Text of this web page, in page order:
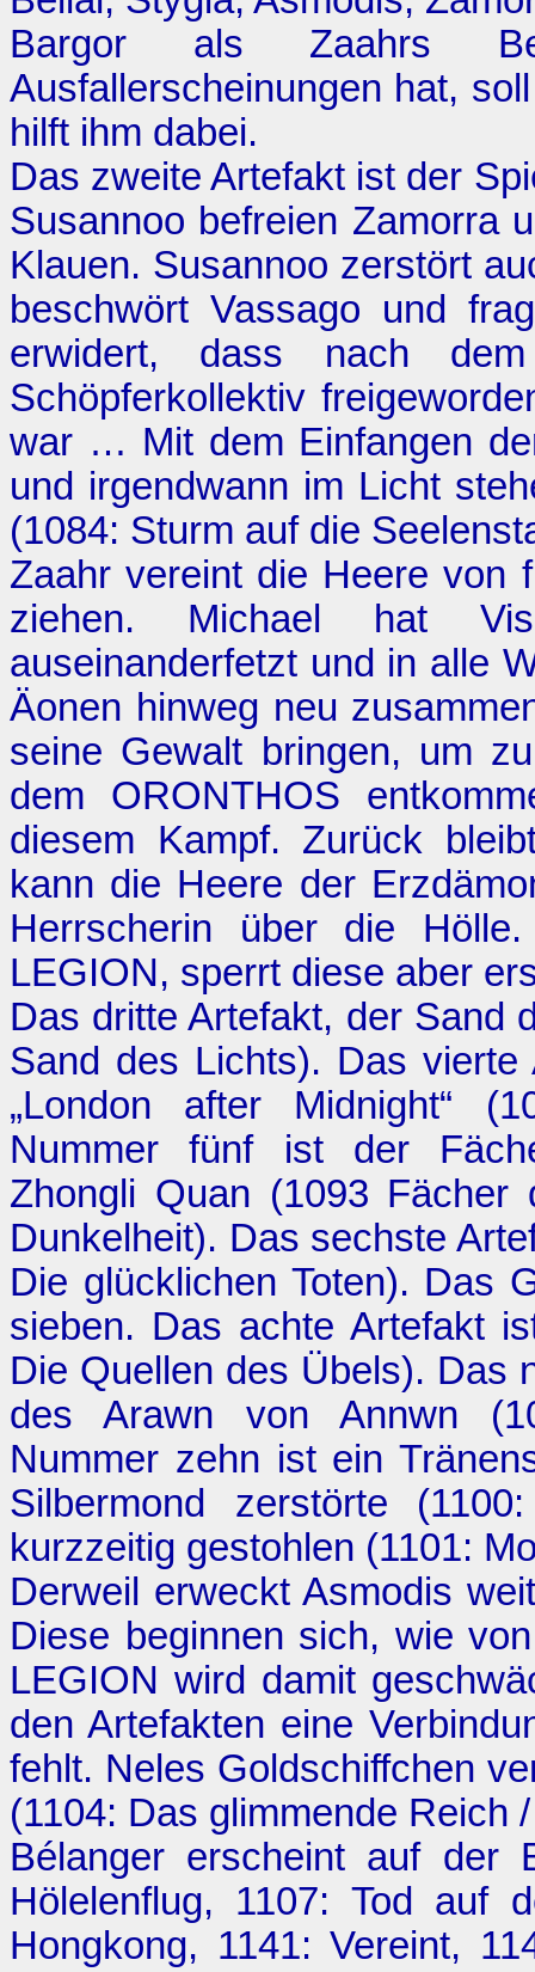
Bargor als Zaahrs
Ausfallerscheinungen hat,
hilft ihm dabei.
Das zweite Artefakt ist der
Susannoo befreien Zamorra
Klauen. Susannoo zerstört
beschwört Vassago und
erwidert, dass nach
Schöpferkollektiv
war … Mit dem Einfangen
und irgendwann im Licht
(1084: Sturm auf die
Zaahr vereint die Heere von
ziehen. Michael hat
auseinanderfetzt und in alle
Äonen hinweg neu
seine Gewalt bringen, um
dem ORONTHOS
diesem Kampf. Zurück
kann die Heere der
Herrscherin über die
LEGION, sperrt diese aber
Das dritte Artefakt, der Sand
Sand des Lichts). Das vierte
„London after Midnight“
Nummer fünf ist der
Zhongli Quan (1093 Fächer
Dunkelheit). Das sechste
Die glücklichen Toten). Das
sieben. Das achte Artefakt
Die Quellen des Übels). Das
des Arawn von Annwn
Nummer zehn ist ein
Silbermond zerstörte
kurzzeitig gestohlen (1101:
Derweil erweckt Asmodis
Diese beginnen sich, wie
LEGION wird damit
den Artefakten eine
fehlt. Neles Goldschiffchen
(1104: Das glimmende Reich
Bélanger erscheint auf der
Hölelenflug, 1107: Tod auf
Hongkong, 1141:Vereint,